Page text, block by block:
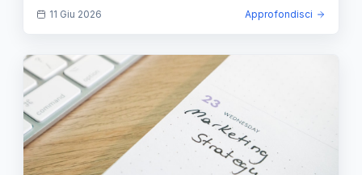
11 Giu 2026 Approfondisci